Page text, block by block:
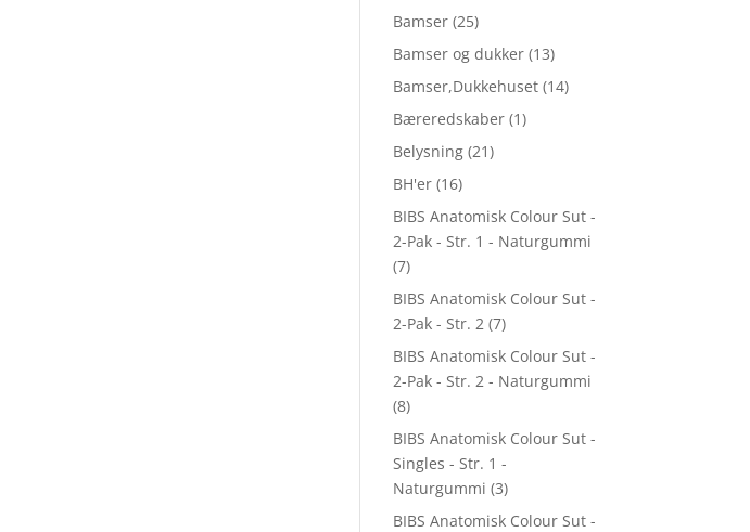
Bamser (25)
Bamser og dukker (13)
Bamser,Dukkehuset (14)
Bæreredskaber (1)
Belysning (21)
BH'er (16)
BIBS Anatomisk Colour Sut -
2-Pak - Str. 1 - Naturgummi
(7)
BIBS Anatomisk Colour Sut -
2-Pak - Str. 2 (7)
BIBS Anatomisk Colour Sut -
2-Pak - Str. 2 - Naturgummi
(8)
BIBS Anatomisk Colour Sut -
Singles - Str. 1 -
Naturgummi (3)
BIBS Anatomisk Colour Sut -